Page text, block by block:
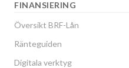
FINANSIERING
Översikt BRF-Lån
Ränteguiden
Digitala verktyg